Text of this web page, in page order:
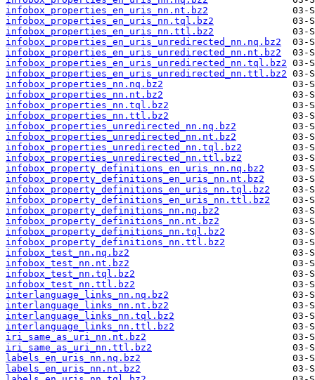
infobox_properties_en_uris_nn.nt.bz2
infobox_properties_en_uris_nn.tql.bz2
infobox_properties_en_uris_nn.ttl.bz2
infobox_properties_en_uris_unredirected_nn.nq.bz2
infobox_properties_en_uris_unredirected_nn.nt.bz2
infobox_properties_en_uris_unredirected_nn.tql.bz2
infobox_properties_en_uris_unredirected_nn.ttl.bz2
infobox_properties_nn.nq.bz2
infobox_properties_nn.nt.bz2
infobox_properties_nn.tql.bz2
infobox_properties_nn.ttl.bz2
infobox_properties_unredirected_nn.nq.bz2
infobox_properties_unredirected_nn.nt.bz2
infobox_properties_unredirected_nn.tql.bz2
infobox_properties_unredirected_nn.ttl.bz2
infobox_property_definitions_en_uris_nn.nq.bz2
infobox_property_definitions_en_uris_nn.nt.bz2
infobox_property_definitions_en_uris_nn.tql.bz2
infobox_property_definitions_en_uris_nn.ttl.bz2
infobox_property_definitions_nn.nq.bz2
infobox_property_definitions_nn.nt.bz2
infobox_property_definitions_nn.tql.bz2
infobox_property_definitions_nn.ttl.bz2
infobox_test_nn.nq.bz2
infobox_test_nn.nt.bz2
infobox_test_nn.tql.bz2
infobox_test_nn.ttl.bz2
interlanguage_links_nn.nq.bz2
interlanguage_links_nn.nt.bz2
interlanguage_links_nn.tql.bz2
interlanguage_links_nn.ttl.bz2
iri_same_as_uri_nn.nt.bz2
iri_same_as_uri_nn.ttl.bz2
labels_en_uris_nn.nq.bz2
labels_en_uris_nn.nt.bz2